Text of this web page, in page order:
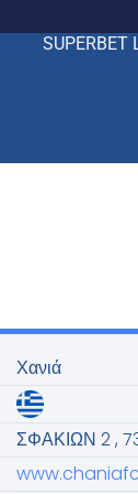
SUPERBET
Χανιά
ΣΦΑΚΙΩΝ 2 ,